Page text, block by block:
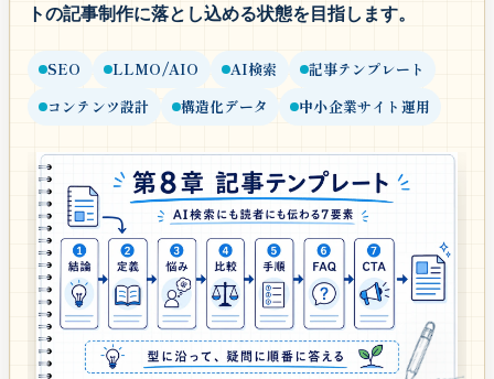
トの記事制作に落とし込める状態を目指します。
SEO LLMO/AIO AI検索
記事テンプレート
コンテンツ設計
構造化データ 中小企業サイト運用